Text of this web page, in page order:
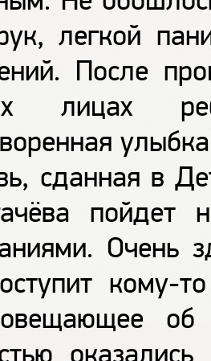
легкой
После
лицах
сданная в
пойдет
Очень
кому-
об